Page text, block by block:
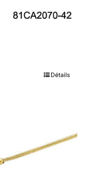
Détails